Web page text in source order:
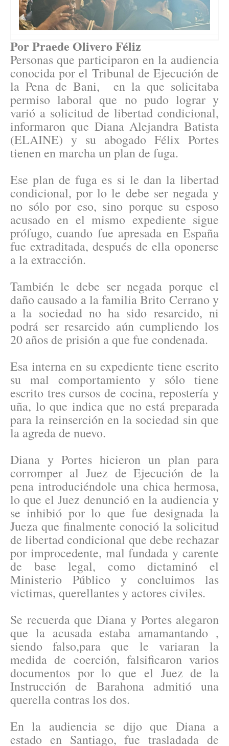
Por Praede Olivero Féliz
Personas que participaron en la audiencia
conocida por el Tribunal de Ejecución de
la Pena de Bani, en la que solicitaba
permiso laboral que no pudo lograr y
varió a solicitud de libertad condicional,
informaron que Diana Alejandra Batista
(ELAINE) y su abogado Félix Portes
tienen en marcha un plan de fuga.
Ese plan de fuga es si le dan la libertad
condicional, por lo le debe ser negada y
no sólo por eso, sino porque su esposo
acusado en el mismo expediente sigue
prófugo, cuando fue apresada en España
fue extraditada, después de ella oponerse
a la extracción.
También le debe ser negada porque el
daño causado a la familia Brito Cerrano y
a la sociedad no ha sido resarcido, ni
podrá ser resarcido aún cumpliendo los
20 años de prisión a que fue condenada.
Esa interna en su expediente tiene escrito
su mal comportamiento y sólo tiene
escrito tres cursos de cocina, repostería y
uña, lo que indica que no está preparada
para la reinserción en la sociedad sin que
la agreda de nuevo.
Diana y Portes hicieron un plan para
corromper al Juez de Ejecución de la
pena introduciéndole una chica hermosa,
lo que el Juez denunció en la audiencia y
se inhibió por lo que fue designada la
Jueza que finalmente conoció la solicitud
de libertad condicional que debe rechazar
por improcedente, mal fundada y carente
de base legal, como dictaminó el
Ministerio Público y concluimos las
victimas, querellantes y actores civiles.
Se recuerda que Diana y Portes alegaron
que la acusada estaba amamantando ,
siendo falso,para que le variaran la
medida de coerción, falsificaron varios
documentos por lo que el Juez de la
Instrucción de Barahona admitió una
querella contras los dos.
En la audiencia se dijo que Diana a
estado en Santiago, fue trasladada de